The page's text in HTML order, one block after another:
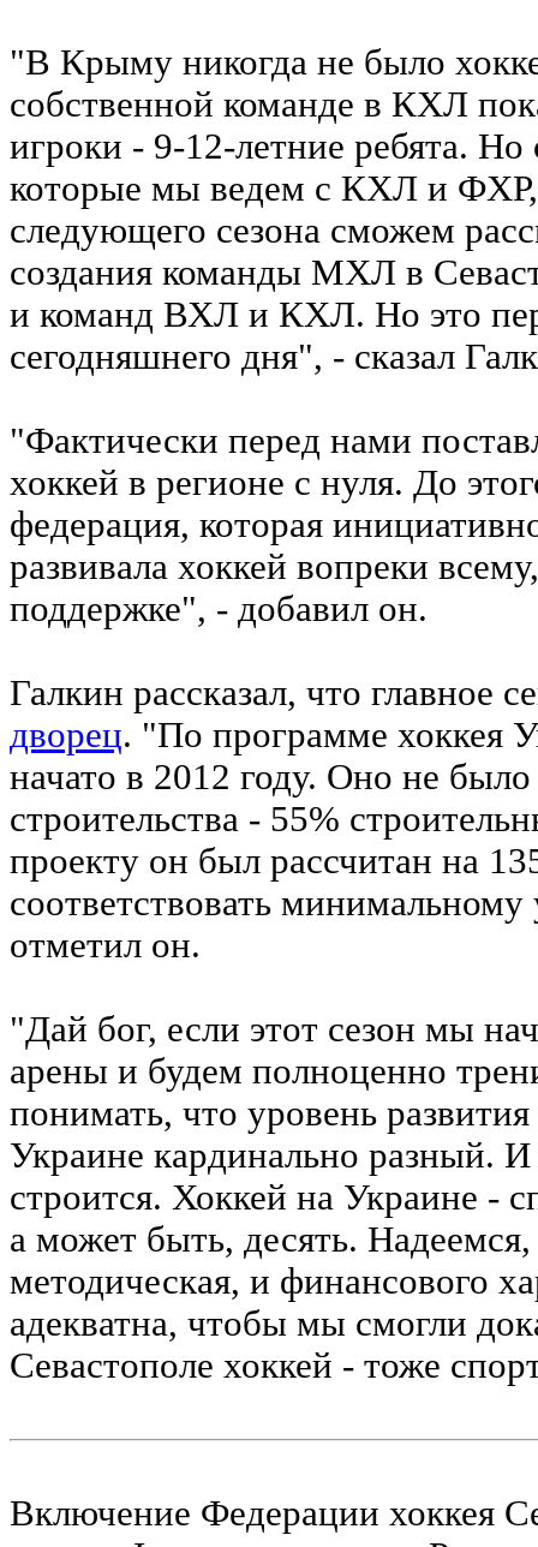
"В Крыму никогда не было
собственной команде в КХЛ
игроки - 9-12-летние ребята. Но
которые мы ведем с КХЛ и
следующего сезона сможем
создания команды МХЛ в
и команд ВХЛ и КХЛ. Но это
сегодняшнего дня", - сказал
"Фактически перед нами
хоккей в регионе с нуля. До
федерация, которая
развивала хоккей вопреки
поддержке", - добавил он.
Галкин рассказал, что главное
дворец. "По программе хоккея
начато в 2012 году. Оно не
строительства - 55%
проекту он был рассчитан на
соответствовать
отметил он.
"Дай бог, если этот сезон мы
арены и будем полноценно
понимать, что уровень
Украине кардинально разный.
строится. Хоккей на Украине -
а может быть, десять.
методическая, и финансового
адекватна, чтобы мы смогли
Севастополе хоккей - тоже
Включение Федерации хоккея